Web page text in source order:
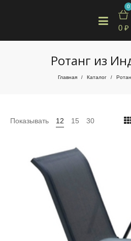
0
0 ₽
Ротанг из
Главная / Каталог /
Показывать 12 15 30